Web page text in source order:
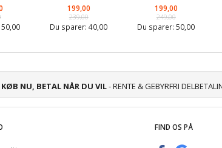
50,00
199,00
239,00
Du sparer:40,00
199,00
249,00
Du sparer:50,00
KØB NU, BETAL NÅR DU VIL- RENTE & GEBYRFRI
FIND OS PÅ